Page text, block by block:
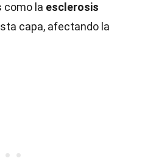
como la esclerosis
capa, afectando la